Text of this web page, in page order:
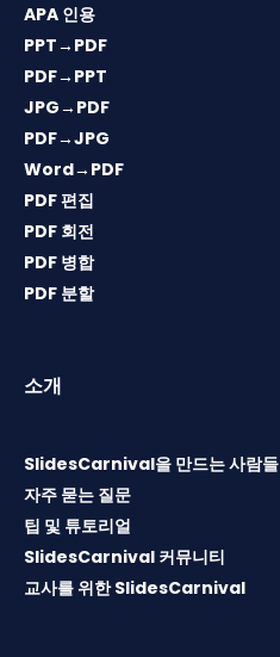
APA 인용
PPT→PDF
PDF→PPT
JPG→PDF
PDF→JPG
Word→PDF
PDF 편집
PDF 회전
PDF 병합
PDF 분할
소개
SlidesCarnival을 만드는 사람들
자주 묻는 질문
팁 및 튜토리얼
SlidesCarnival 커뮤니티
교사를 위한 SlidesCarnival